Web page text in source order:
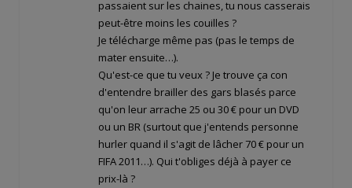
passaient sur les chaines, tu nous casserais
peut-être moins les couilles ?
Je télécharge même pas (pas le temps de
mater ensuite…).
Qu'est-ce que tu veux ? Je trouve ça con
d'entendre brailler des gars blasés parce
qu'on leur arrache 25 ou 30 € pour un DVD
ou un BR (surtout que j'entends personne
hurler quand il s'agit de lâcher 70 € pour un
FIFA 2011…). Qui t'obliges déjà à payer ce
prix-là ?